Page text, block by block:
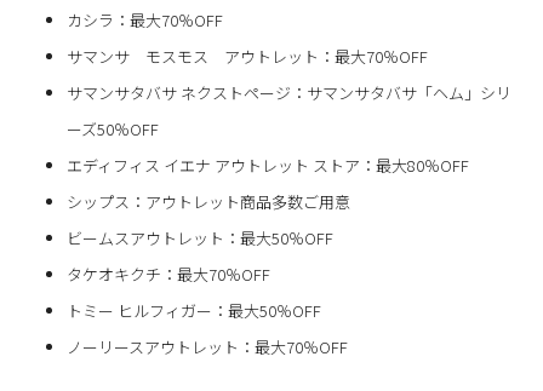
カシラ：最大70％OFF
サマンサ モスモス アウトレット：最大70％OFF
サマンサタバサ ネクストページ：サマンサタバサ「ヘム」シリ
ーズ50％OFF
エディフィス イエナ アウトレット ストア：最大80％OFF
シップス：アウトレット商品多数ご用意
ビームスアウトレット：最大50％OFF
タケオキクチ：最大70％OFF
トミー ヒルフィガー：最大50％OFF
ノーリースアウトレット：最大70％OFF